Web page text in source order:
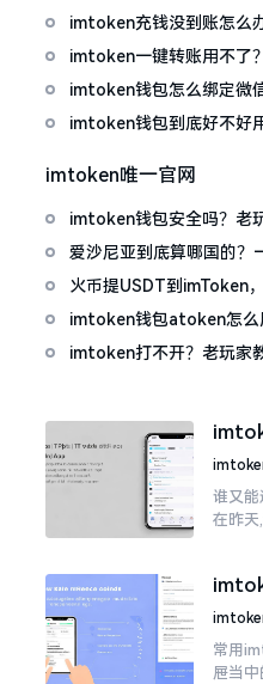
imtoken充钱没到账怎么
imtoken一键转账用不了
imtoken钱包怎么绑定微
imtoken钱包到底好不好
imtoken唯一官网
imtoken钱包安全吗？老
爱沙尼亚到底算哪国的？
小国
火币提USDT到imToken
imtoken钱包atoken怎么
imtoken打不开？老玩家
还能
谁又
在昨天
搞定
常用
屉当